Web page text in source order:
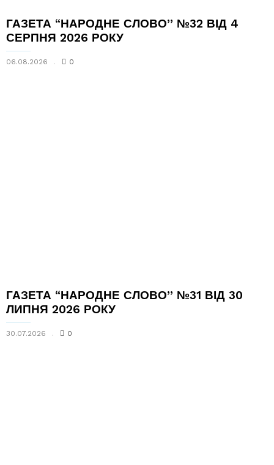
ГАЗЕТА “НАРОДНЕ СЛОВО” №32 ВІД 4
СЕРПНЯ 2026 РОКУ
06.08.2026 0
ГАЗЕТА “НАРОДНЕ СЛОВО” №31 ВІД 30
ЛИПНЯ 2026 РОКУ
30.07.2026 0